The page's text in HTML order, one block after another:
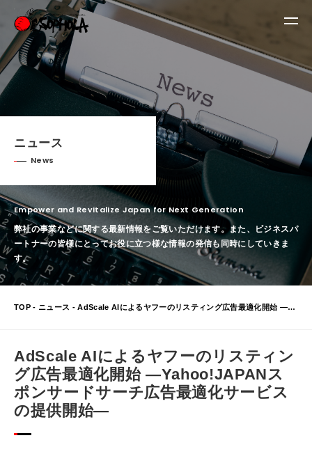
ニュース
News
Empower and Revitalize Japan for Next Generation
弊社の事業などに関する最新情報をご覧いただけます。 また、ビジネスパ
ートナーの皆様にとってお役に立つ様な情報の発信も同時にしていきま
す。
TOP - ニュース - AdScale AIによるヤフーのリスティング広告最適化開始 ―Yahoo!JAPANスポンサードサーチ広告最適化サービスの提供開始―
AdScale AIによるヤフーのリスティン
グ広告最適化開始 ―Yahoo!JAPANス
ポンサードサーチ広告最適化サービス
の提供開始―